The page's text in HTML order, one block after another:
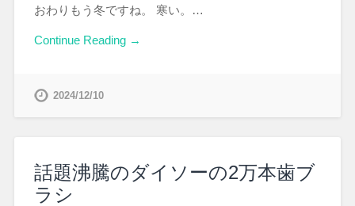
おわりもう冬ですね。 寒い。…
Continue Reading →
2024/12/10
話題沸騰のダイソーの2万本歯ブ
ラシ